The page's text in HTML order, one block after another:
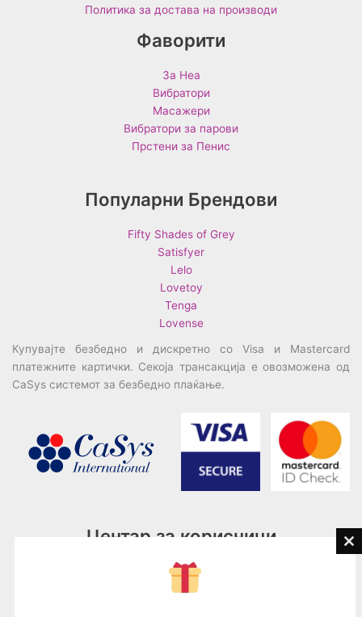
Политика за достава на производи
Фаворити
За Неа
Вибратори
Масажери
Вибратори за парови
Прстени за Пенис
Популарни Брендови
Fifty Shades of Grey
Satisfyer
Lelo
Lovetoy
Tenga
Lovense
Купувајте безбедно и дискретно со Visa и Mastercard
платежните картички. Секоја трансакција е овозможена од
CaSys системот за безбедно плаќање.
Центар за корисници
076945497; 076945498
contact@loveguru.mk